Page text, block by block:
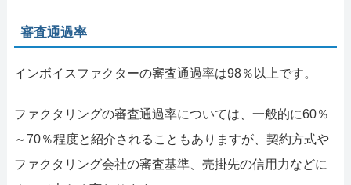
審査通過率
インボイスファクターの審査通過率は98％以上です。
ファクタリングの審査通過率については、一般的に60％
～70％程度と紹介されることもありますが、契約方式や
ファクタリング会社の審査基準、売掛先の信用力などに